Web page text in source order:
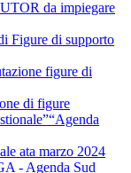
da impiegare
Figure di supporto
figure di
di figure
ata marzo 2024
- Agenda Sud